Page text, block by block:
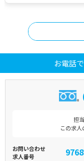
お電話
担
この求
お問い合わせ
求人番号